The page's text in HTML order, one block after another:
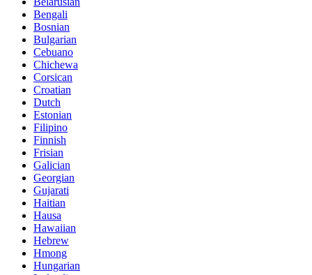
Bengali
Bosnian
Bulgarian
Cebuano
Chichewa
Corsican
Croatian
Dutch
Estonian
Filipino
Finnish
Frisian
Galician
Georgian
Gujarati
Haitian
Hausa
Hawaiian
Hebrew
Hmong
Hungarian